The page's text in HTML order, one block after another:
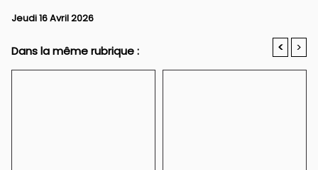
Jeudi 16 Avril 2026
Dans la même rubrique : < >